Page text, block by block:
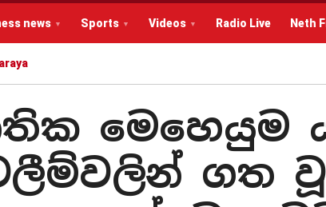
news Sports Videos Radio Live Neth
මෙහෙයුම
ගත වූ